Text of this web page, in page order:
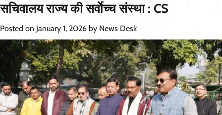
सचिवालय राज्य की सर्वाेच्च संस्था : CS
Posted on January 1, 2026 by News Desk